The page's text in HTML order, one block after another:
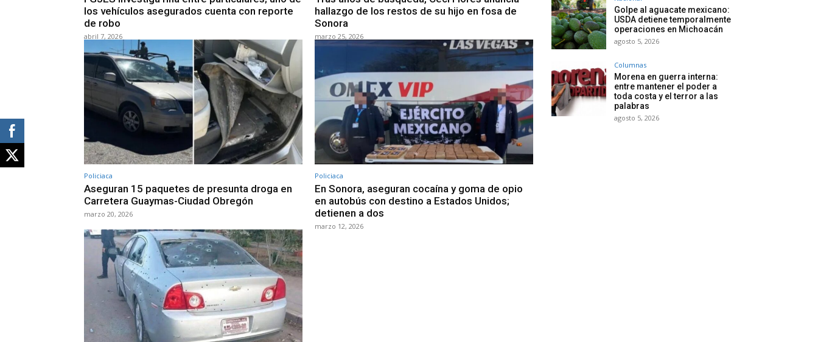
los vehículos asegurados cuenta con reporte
de robo
abril 7, 2026
hallazgo de los restos de su hijo en fosa de
Sonora
marzo 25, 2026
Policiaca
Aseguran 15 paquetes de presunta droga en
Carretera Guaymas-Ciudad Obregón
marzo 20, 2026
Policiaca
En Sonora, aseguran cocaína y goma de opio
en autobús con destino a Estados Unidos;
detienen a dos
marzo 12, 2026
Golpe al aguacate mexicano:
USDA detiene temporalmente
operaciones en Michoacán
agosto 5, 2026
Columnas
Morena en guerra interna:
entre mantener el poder a
toda costa y el terror a las
palabras
agosto 5, 2026